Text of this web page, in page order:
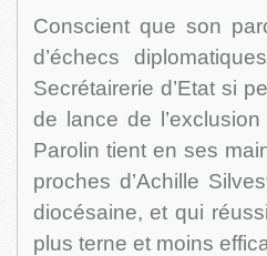
Conscient que son
d’échecs
Secrétairerie d’Etat si
de lance de
Parolin tient en ses
proches d’Achille
diocésaine, et qui
plus terne et moins